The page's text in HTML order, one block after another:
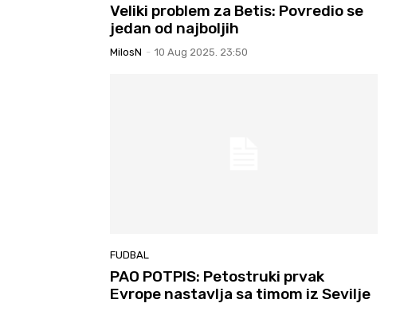
Veliki problem za Betis: Povredio se
jedan od najboljih
MilosN - 10 Aug 2025. 23:50
FUDBAL
PAO POTPIS: Petostruki prvak
Evrope nastavlja sa timom iz Sevilje